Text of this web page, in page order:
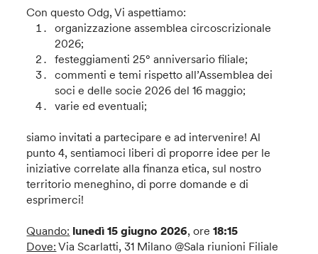
Con questo Odg, Vi aspettiamo:
organizzazione assemblea circoscrizionale
2026;
festeggiamenti 25° anniversario filiale;
commenti e temi rispetto all’Assemblea dei
soci e delle socie 2026 del 16 maggio;
varie ed eventuali;
siamo invitati a partecipare e ad intervenire! Al
punto 4, sentiamoci liberi di proporre idee per le
iniziative correlate alla finanza etica, sul nostro
territorio meneghino, di porre domande e di
esprimerci!
Quando: lunedì 15 giugno 2026, ore18:15
Dove: Via Scarlatti, 31 Milano @Sala riunioni Filiale